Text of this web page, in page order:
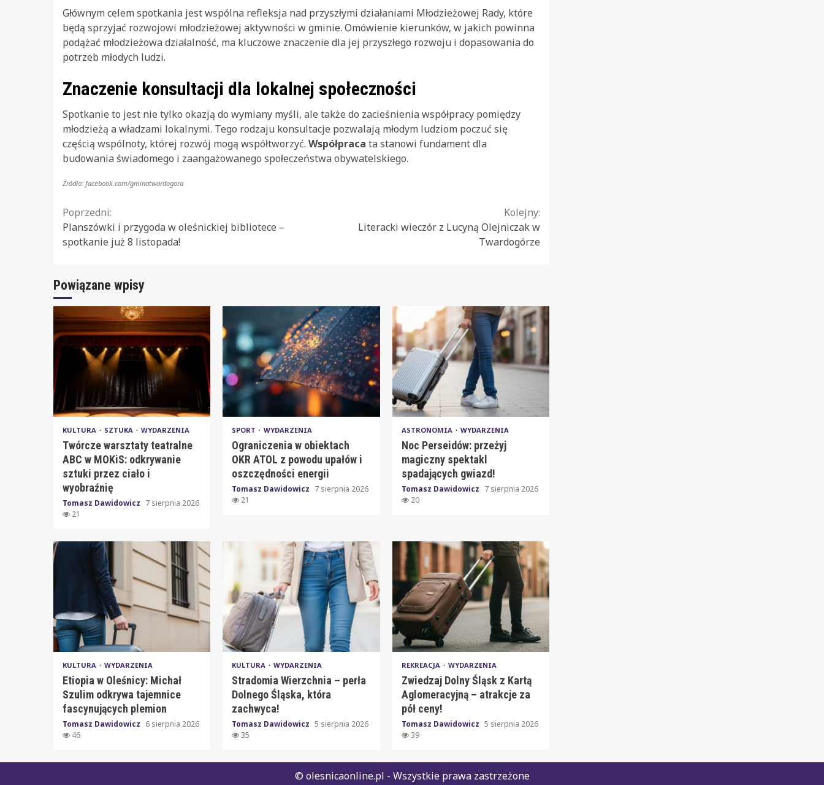
Głównym celem spotkania jest wspólna refleksja nad przyszłymi działaniami Młodzieżowej Rady, które
będą sprzyjać rozwojowi młodzieżowej aktywności w gminie. Omówienie kierunków, w jakich powinna
podążać młodzieżowa działalność, ma kluczowe znaczenie dla jej przyszłego rozwoju i dopasowania do
potrzeb młodych ludzi.
Znaczenie konsultacji dla lokalnej społeczności
Spotkanie to jest nie tylko okazją do wymiany myśli, ale także do zacieśnienia współpracy pomiędzy
młodzieżą a władzami lokalnymi. Tego rodzaju konsultacje pozwalają młodym ludziom poczuć się
częścią wspólnoty, której rozwój mogą współtworzyć. Współpraca ta stanowi fundament dla
budowania świadomego i zaangażowanego społeczeństwa obywatelskiego.
Źródło: facebook.com/gminatwardogora
Continue
Reading
Poprzedni:
Planszówki i przygoda w oleśnickiej bibliotece –
spotkanie już 8 listopada!
Kolejny:
Literacki wieczór z Lucyną Olejniczak w
Twardogórze
Powiązane wpisy
KULTURA SZTUKA WYDARZENIA
Twórcze warsztaty teatralne
ABC w MOKiS: odkrywanie
sztuki przez ciało i
wyobraźnię
Tomasz Dawidowicz 7 sierpnia 2026
21
SPORT WYDARZENIA
Ograniczenia w obiektach
OKR ATOL z powodu upałów i
oszczędności energii
Tomasz Dawidowicz 7 sierpnia 2026
21
ASTRONOMIA WYDARZENIA
Noc Perseidów: przeżyj
magiczny spektakl
spadających gwiazd!
Tomasz Dawidowicz 7 sierpnia 2026
20
KULTURA WYDARZENIA
Etiopia w Oleśnicy: Michał
Szulim odkrywa tajemnice
fascynujących plemion
Tomasz Dawidowicz 6 sierpnia 2026
46
KULTURA WYDARZENIA
Stradomia Wierzchnia – perła
Dolnego Śląska, która
zachwyca!
Tomasz Dawidowicz 5 sierpnia 2026
35
REKREACJA WYDARZENIA
Zwiedzaj Dolny Śląsk z Kartą
Aglomeracyjną – atrakcje za
pół ceny!
Tomasz Dawidowicz 5 sierpnia 2026
39
© olesnicaonline.pl - Wszystkie prawa zastrzeżone